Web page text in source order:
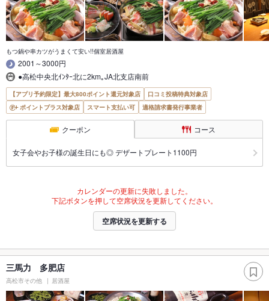
もつ鍋や串カツがうまくて安い!!個室居酒屋
2001～3000円
●高松中央北ｲﾝﾀｰ北に2km｡JA北支店南前
【アプリ予約限定】最大800ポイント還元対象店
口コミ投稿特典対象店
ポイントプラス対象店
スマート支払い可 適格請求書発行事業者
クーポン コース
女子会やお子様の誕生日にも◎ デザートプレート1100円
カレンダーの更新に失敗しました。
下記ボタンを押して空席状況を更新してください。
空席状況を更新する
三馬力 多肥店
高松市その他 居酒屋